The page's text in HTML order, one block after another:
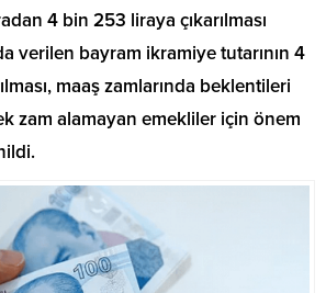
4 bin 253 liraya çıkarılması
verilen bayram ikramiye tutarının 4
maaş zamlarında beklentileri
zam alamayan emekliler için önem